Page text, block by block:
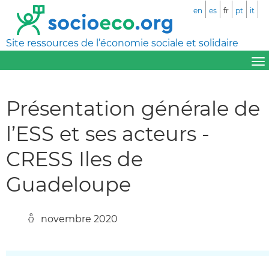
Site ressources de l’économie sociale et solidaire
en es fr pt it
Présentation générale de
l’ESS et ses acteurs -
CRESS Iles de
Guadeloupe
novembre 2020